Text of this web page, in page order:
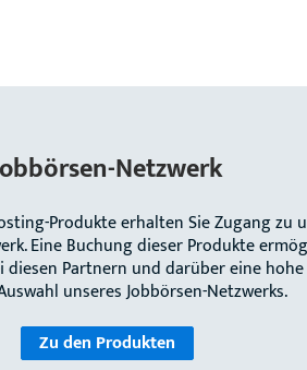
Netzwerk
Produkte erhalten Sie Zugang zu
Eine Buchung dieser Produkte
Partnern und darüber eine
unseres Jobbörsen-Netzwerks.
Zu den Produkten